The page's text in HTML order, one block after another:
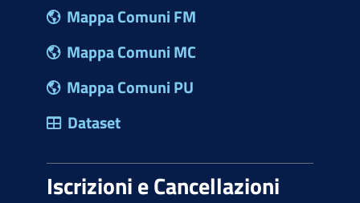
Mappa Comuni FM
Mappa Comuni MC
Mappa Comuni PU
Dataset
Iscrizioni e Cancellazioni